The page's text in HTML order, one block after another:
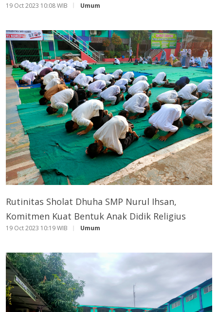
19 Oct 2023 10:08 WIB Umum
Rutinitas Sholat Dhuha SMP Nurul Ihsan,
Komitmen Kuat Bentuk Anak Didik Religius
19 Oct 2023 10:19 WIB Umum